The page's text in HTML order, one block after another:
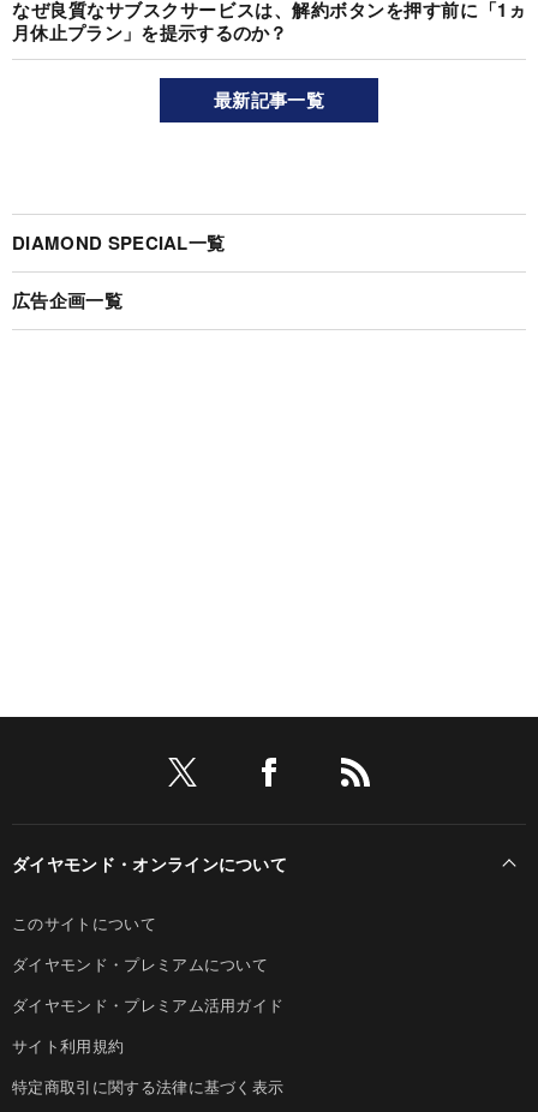
なぜ良質なサブスクサービスは、解約ボタンを押す前に「1ヵ
月休止プラン」を提示するのか？
最新記事一覧
DIAMOND SPECIAL一覧
広告企画一覧
ダイヤモンド・オンラインについて
このサイトについて
ダイヤモンド・プレミアムについて
ダイヤモンド・プレミアム活用ガイド
サイト利用規約
特定商取引に関する法律に基づく表示